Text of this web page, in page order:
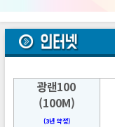
광랜100
(100M)
(3년 약정)